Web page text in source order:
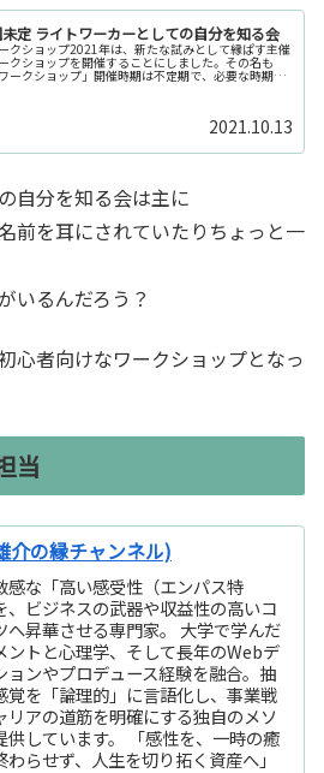
定 ライトワーカーとしての自分を知る会
クショップ2021年は、新たな試みとして縁ぱす主催
クショップを開催することにしました。その名も
ワークショップ」開催時期は不定期で、必要な時期に
2021.10.13
自分を知る会は主に
前を耳にされていたりちょっと一
いるんだろう？
心者向けなワークショップとなっ
当
介の縁チャンネル)
感な「高い感受性（エンパス特
、ビジネスの武器や収益性の高いコ
へ昇華させる専門家。 大学で学んだ
ントと心理学、そして長年のWebデ
ョンやプロデュース経験を融合。抽
覚を「論理的」に言語化し、事業戦
リアの道筋を明確にする独自のメソ
供しています。 「感性を、一時の癒
わらせず、人生を切り拓く資産へ」